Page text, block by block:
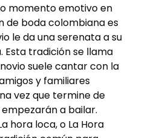
momento emotivo en
de boda colombiana es
le da una serenata a su
Esta tradición se llama
suele cantar con la
y familiares
vez que termine de
a bailar.
hora loca, o La Hora